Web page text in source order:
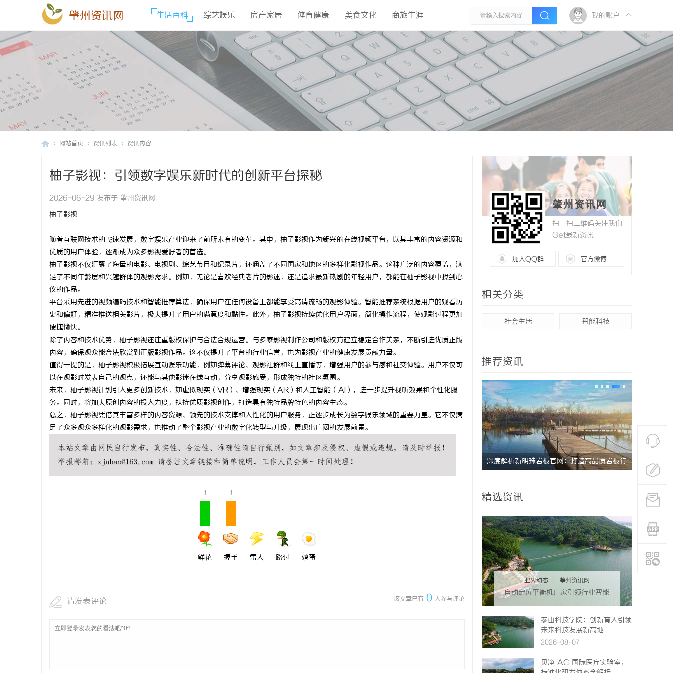
肇州资讯网 生活百科 综艺娱乐 房产家居 体育健康 美食文化 商旅生涯 我的账户
网站首页 资讯列表 资讯内容
柚子影视：引领数字娱乐新时代的创新平台探秘
2026-06-29 发布于 肇州资讯网
柚子影视
随着互联网技术的飞速发展，数字娱乐产业迎来了前所未有的变革。其中，柚子影视作为新兴的在线视频平台，以其丰富的内容资源和
优质的用户体验，逐渐成为众多影视爱好者的首选。
柚子影视不仅汇聚了海量的电影、电视剧、综艺节目和纪录片，还涵盖了不同国家和地区的多样化影视作品。这种广泛的内容覆盖，满
足了不同年龄层和兴趣群体的观影需求。例如，无论是喜欢经典老片的影迷，还是追求最新热剧的年轻用户，都能在柚子影视中找到心
仪的作品。
平台采用先进的视频编码技术和智能推荐算法，确保用户在任何设备上都能享受高清流畅的观影体验。智能推荐系统根据用户的观看历
史和偏好，精准推送相关影片，极大提升了用户的满意度和黏性。此外，柚子影视持续优化用户界面，简化操作流程，使观影过程更加
便捷愉快。
除了内容和技术优势，柚子影视还注重版权保护与合法合规运营。与多家影视制作公司和版权方建立稳定合作关系，不断引进优质正版
内容，确保观众能合法欣赏到正版影视作品。这不仅提升了平台的行业信誉，也为影视产业的健康发展贡献力量。
值得一提的是，柚子影视积极拓展互动娱乐功能，例如弹幕评论、观影社群和线上直播等，增强用户的参与感和社交体验。用户不仅可
以在观影时发表自己的观点，还能与其他影迷在线互动，分享观影感受，形成独特的社区氛围。
未来，柚子影视计划引入更多创新技术，如虚拟现实（VR）、增强现实（AR）和人工智能（AI），进一步提升视听效果和个性化服
务。同时，将加大原创内容的投入力度，扶持优质影视创作，打造具有独特品牌特色的内容生态。
总之，柚子影视凭借其丰富多样的内容资源、领先的技术支撑和人性化的用户服务，正逐步成长为数字娱乐领域的重要力量。它不仅满
足了众多观众多样化的观影需求，也推动了整个影视产业的数字化转型与升级，展现出广阔的发展前景。
1
鲜花
1
握手 雷人 路过 鸡蛋
该文章已有 0 人参与评论
请发表评论
肇州资讯网
扫一扫二维码关注我们
Get最新资讯
加入QQ群 官方微博
相关分类
社会生活 智能科技
推荐资讯
武汉配眼镜 上海配眼镜 武汉配眼镜 上海配眼镜 深度解析新明珠岩板官网：打造高品质岩板行 激光跟踪仪在现代精密测量中的应用与发展趋
精选资讯
业界动态 肇州资讯网
自动定位平衡机厂家引领行业智能
泰山科技学院：创新育人引领
未来科技发展新高地
2026-08-07
贝净 AC 国际医疗实验室，